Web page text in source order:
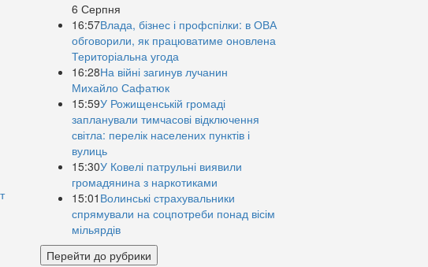
6 Серпня
16:57Влада, бізнес і профспілки: в ОВА
обговорили, як працюватиме оновлена
Територіальна угода
16:28На війні загинув лучанин
Михайло Сафатюк
15:59У Рожищенській громаді
запланували тимчасові відключення
світла: перелік населених пунктів і
вулиць
15:30У Ковелі патрульні виявили
громадянина з наркотиками
15:01 Волинські страхувальники
спрямували на соцпотреби понад вісім
мільярдів
Перейти до рубрики